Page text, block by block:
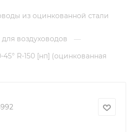
из оцинкованной стали
воздуховодов
—
R-150 [нп] (оцинкованная